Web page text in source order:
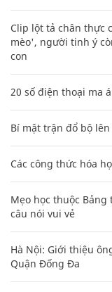
Clip lột tả chân thực
mèo', người tinh ý
con
20 số điện thoại ma
Bí mật trận đổ bộ
Các công thức hóa
Mẹo học thuộc
câu nói vui vẻ
Hà Nội: Giới thiệu
Quận Đống Đa